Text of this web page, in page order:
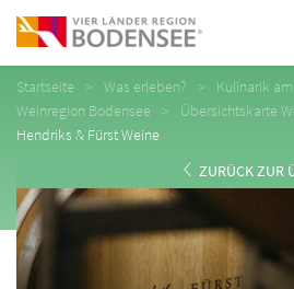
Startseite Was erleben?
Kulinarik
Weinregion Bodensee
Übersichtskarte
Hendriks & Fürst Weine
ZURÜCK ZUR